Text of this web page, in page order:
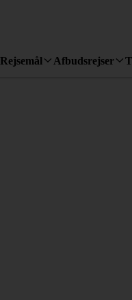
Rejsemål Afbudsrejser